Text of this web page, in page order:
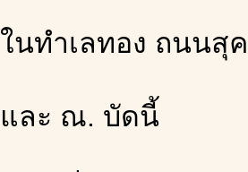
ในทำเลทอง ถนนสุ
และ ณ. บัดนี้